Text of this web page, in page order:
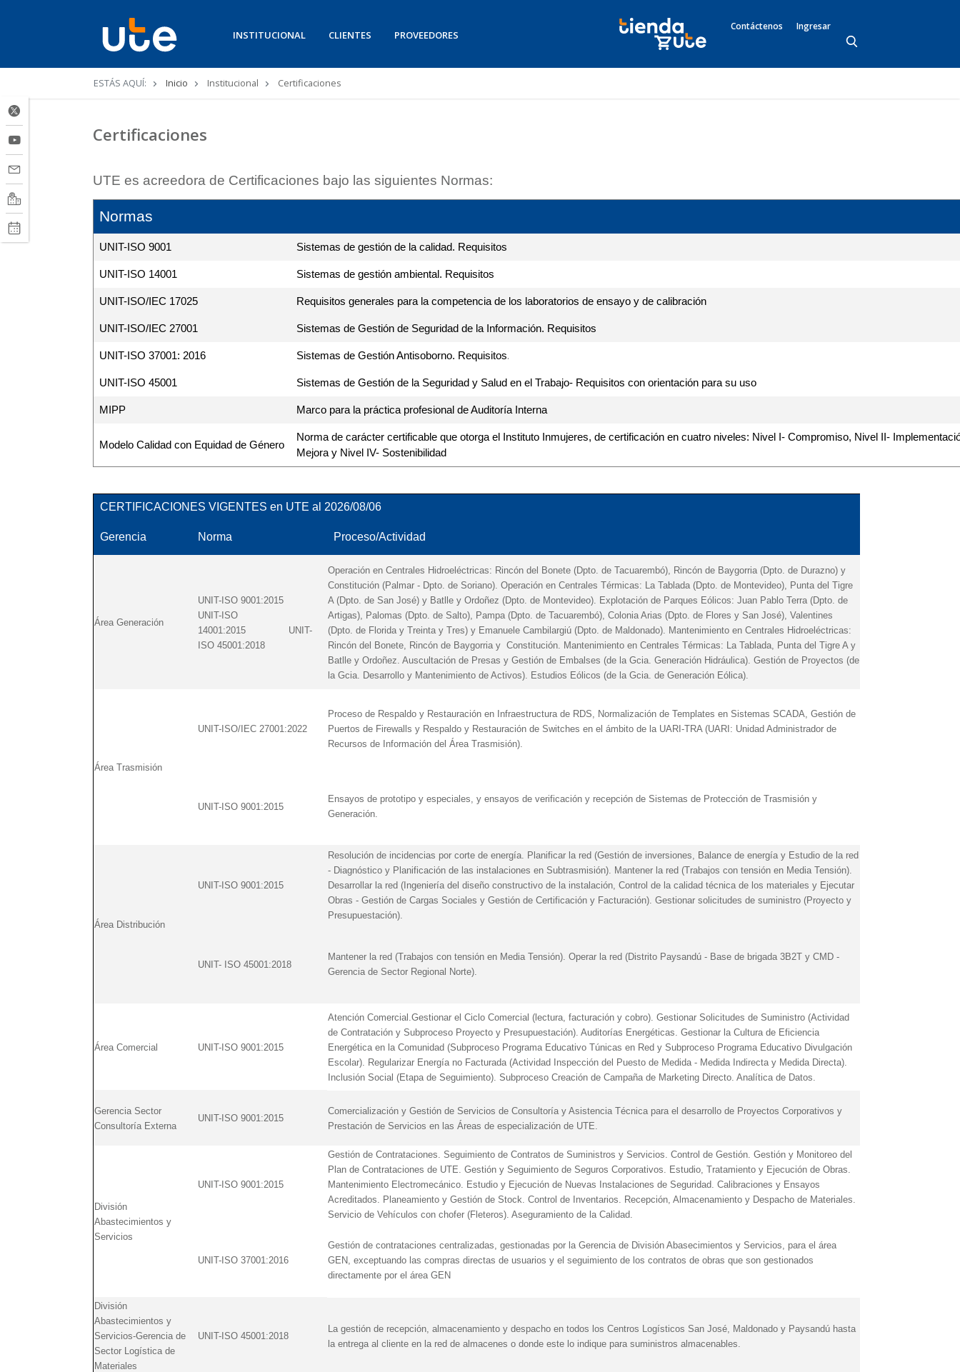
INSTITUCIONAL CLIENTES PROVEEDORES
Contáctenos Ingresar
Ruta
navegación
ESTÁS AQUÍ: Inicio Institucional Certificaciones
Certificaciones
UTE es acreedora de Certificaciones bajo las siguientes Normas:
Normas
UNIT-ISO 9001 Sistemas de gestión de la calidad. Requisitos
UNIT-ISO 14001 Sistemas de gestión ambiental. Requisitos
UNIT-ISO/IEC 17025 Requisitos generales para la competencia de los laboratorios de ensayo y de calibración
UNIT-ISO/IEC 27001 Sistemas de Gestión de Seguridad de la Información. Requisitos
UNIT-ISO 37001: 2016 Sistemas de Gestión Antisoborno. Requisitos.
UNIT-ISO 45001 Sistemas de Gestión de la Seguridad y Salud en el Trabajo- Requisitos con orientación para su uso
MIPP Marco para la práctica profesional de Auditoría Interna
Modelo Calidad con Equidad de Género
Norma de carácter certificable que otorga el Instituto Inmujeres, de certificación en cuatro niveles: Nivel I- Compromiso, Nivel II-
Mejora y Nivel IV- Sostenibilidad
CERTIFICACIONES VIGENTES en UTE al 2026/08/06
Gerencia Norma Proceso/Actividad
Área Generación
UNIT-ISO 9001:2015
UNIT-ISO
14001:2015 UNIT-
ISO 45001:2018
Operación en Centrales Hidroeléctricas: Rincón del Bonete (Dpto. de Tacuarembó), Rincón de Baygorria (Dpto. de Durazno) y
Constitución (Palmar - Dpto. de Soriano). Operación en Centrales Térmicas: La Tablada (Dpto. de Montevideo), Punta del Tigre
A (Dpto. de San José) y Batlle y Ordoñez (Dpto. de Montevideo). Explotación de Parques Eólicos: Juan Pablo Terra (Dpto. de
Artigas), Palomas (Dpto. de Salto), Pampa (Dpto. de Tacuarembó), Colonia Arias (Dpto. de Flores y San José), Valentines
(Dpto. de Florida y Treinta y Tres) y Emanuele Cambilargiú (Dpto. de Maldonado). Mantenimiento en Centrales Hidroeléctricas:
Rincón del Bonete, Rincón de Baygorria y Constitución. Mantenimiento en Centrales Térmicas: La Tablada, Punta del Tigre A y
Batlle y Ordoñez. Auscultación de Presas y Gestión de Embalses (de la Gcia. Generación Hidráulica). Gestión de Proyectos (de
la Gcia. Desarrollo y Mantenimiento de Activos). Estudios Eólicos (de la Gcia. de Generación Eólica).
Área Trasmisión
UNIT-ISO/IEC 27001:2022
Proceso de Respaldo y Restauración en Infraestructura de RDS, Normalización de Templates en Sistemas SCADA, Gestión de
Puertos de Firewalls y Respaldo y Restauración de Switches en el ámbito de la UARI-TRA (UARI: Unidad Administrador de
Recursos de Información del Área Trasmisión).
UNIT-ISO 9001:2015
Ensayos de prototipo y especiales, y ensayos de verificación y recepción de Sistemas de Protección de Trasmisión y
Generación.
Área Distribución
UNIT-ISO 9001:2015
Resolución de incidencias por corte de energía. Planificar la red (Gestión de inversiones, Balance de energía y Estudio de la red
- Diagnóstico y Planificación de las instalaciones en Subtrasmisión). Mantener la red (Trabajos con tensión en Media Tensión).
Desarrollar la red (Ingeniería del diseño constructivo de la instalación, Control de la calidad técnica de los materiales y Ejecutar
Obras - Gestión de Cargas Sociales y Gestión de Certificación y Facturación). Gestionar solicitudes de suministro (Proyecto y
Presupuestación).
UNIT- ISO 45001:2018
Mantener la red (Trabajos con tensión en Media Tensión). Operar la red (Distrito Paysandú - Base de brigada 3B2T y CMD -
Gerencia de Sector Regional Norte).
Área Comercial UNIT-ISO 9001:2015
Atención Comercial.Gestionar el Ciclo Comercial (lectura, facturación y cobro). Gestionar Solicitudes de Suministro (Actividad
de Contratación y Subproceso Proyecto y Presupuestación). Auditorías Energéticas. Gestionar la Cultura de Eficiencia
Energética en la Comunidad (Subproceso Programa Educativo Túnicas en Red y Subproceso Programa Educativo Divulgación
Escolar). Regularizar Energía no Facturada (Actividad Inspección del Puesto de Medida - Medida Indirecta y Medida Directa).
Inclusión Social (Etapa de Seguimiento). Subproceso Creación de Campaña de Marketing Directo. Analítica de Datos.
Gerencia Sector
Consultoría Externa
UNIT-ISO 9001:2015
Comercialización y Gestión de Servicios de Consultoría y Asistencia Técnica para el desarrollo de Proyectos Corporativos y
Prestación de Servicios en las Áreas de especialización de UTE.
División
Abastecimientos y
Servicios
UNIT-ISO 9001:2015
Gestión de Contrataciones. Seguimiento de Contratos de Suministros y Servicios. Control de Gestión. Gestión y Monitoreo del
Plan de Contrataciones de UTE. Gestión y Seguimiento de Seguros Corporativos. Estudio, Tratamiento y Ejecución de Obras.
Mantenimiento Electromecánico. Estudio y Ejecución de Nuevas Instalaciones de Seguridad. Calibraciones y Ensayos
Acreditados. Planeamiento y Gestión de Stock. Control de Inventarios. Recepción, Almacenamiento y Despacho de Materiales.
Servicio de Vehículos con chofer (Fleteros). Aseguramiento de la Calidad.
UNIT-ISO 37001:2016
Gestión de contrataciones centralizadas, gestionadas por la Gerencia de División Abasecimientos y Servicios, para el área
GEN, exceptuando las compras directas de usuarios y el seguimiento de los contratos de obras que son gestionados
directamente por el área GEN
División
Abastecimientos y
Servicios-Gerencia de
Sector Logística de
Materiales
UNIT-ISO 45001:2018
La gestión de recepción, almacenamiento y despacho en todos los Centros Logísticos San José, Maldonado y Paysandú hasta
la entrega al cliente en la red de almacenes o donde este lo indique para suministros almacenables.